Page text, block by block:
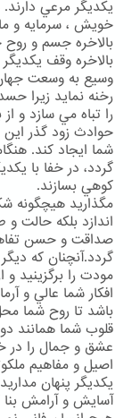
يكديگر مرعي
خويش ، سرمايه و
بالاخره جسم و
بالاخره وقف
وسيع به وسعت
رخنه نمايد زيرا
را تباه مي سازد و
حوادث زود گذر اين
شما ايجاد كند.
گردد، در خفا با
كوهي بسازند.
مگذاريد هيچگونه
اندازد بلكه حالت و
صداقت و حسن
گردد.آنچنان كه
مودت را برگزينيد
افكار شما عالي و
باشد تا روح شما
قلوب شما همانند
عشق و جمال را در
اصيل و مفاهيم
يكديگر پنهان
آسايش و آرامش بنا